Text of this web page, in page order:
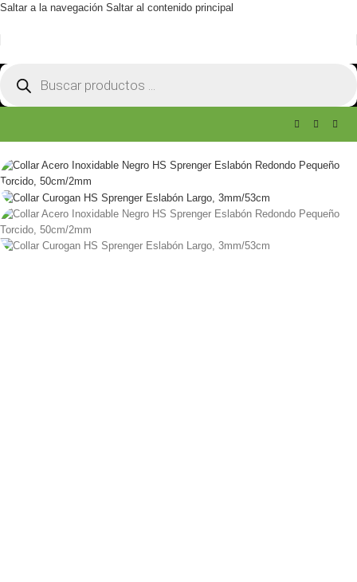
Saltar a la navegación Saltar al contenido principal